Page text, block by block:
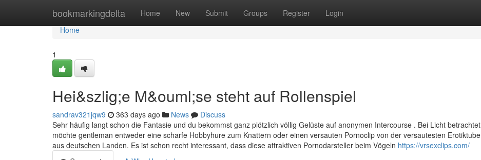
bookmarkingdelta Home New Submit Groups Register Login
Home
Home
1
Hei&szlig;e M&ouml;se steht auf Rollenspiel
sandrav321jqw9 363 days ago News
Discuss
Sehr häufig langt schon die Fantasie und du bekommst ganz plötzlich völlig Gelüste auf anonymen Intercourse . Bei Licht betrachtet
möchte gentleman entweder eine scharfe Hobbyhure zum Knattern oder einen versauten Pornoclip von der versautesten Erotiktube
aus deutschen Landen. Es ist schon recht interessant, dass diese attraktiven Pornodarsteller beim Vögeln https://vrsexclips.com/